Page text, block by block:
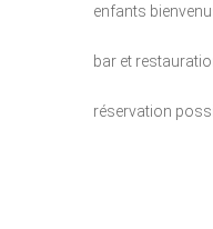
enfants
bar et
réservation